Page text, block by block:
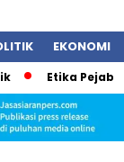
EKONOMI
Etika Pejabat